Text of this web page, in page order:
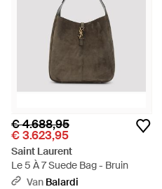
€ 4.688,95
€ 3.623,95
Saint Laurent
Le 5 À 7 Suede Bag - Bruin
Van Balardi